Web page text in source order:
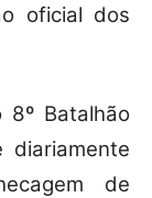
oficial dos
8º Batalhão
de